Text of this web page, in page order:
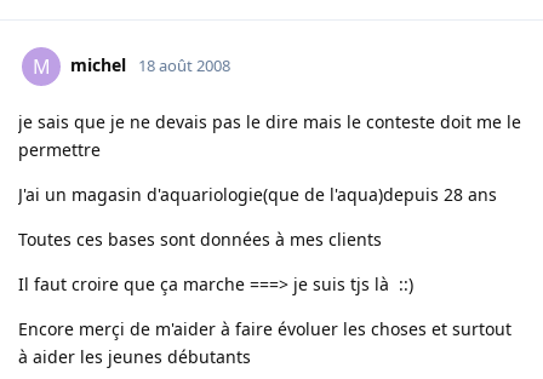
M michel 18 août 2008
je sais que je ne devais pas le dire mais le conteste doit me le
permettre
J'ai un magasin d'aquariologie(que de l'aqua)depuis 28 ans
Toutes ces bases sont données à mes clients
Il faut croire que ça marche ===> je suis tjs là ::)
Encore merçi de m'aider à faire évoluer les choses et surtout
à aider les jeunes débutants